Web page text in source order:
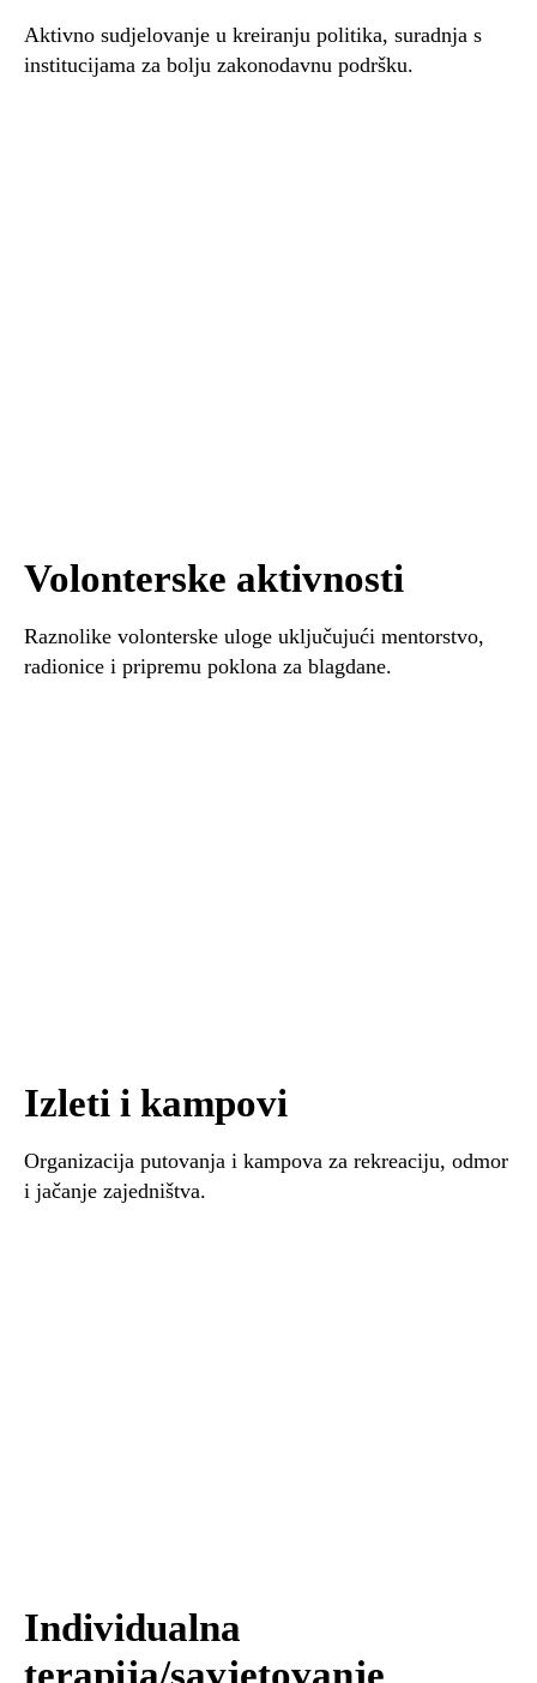
Aktivno sudjelovanje u kreiranju politika, suradnja s
institucijama za bolju zakonodavnu podršku.
Volonterske aktivnosti
Raznolike volonterske uloge uključujući mentorstvo,
radionice i pripremu poklona za blagdane.
Izleti i kampovi
Organizacija putovanja i kampova za rekreaciju, odmor
i jačanje zajedništva.
Individualna